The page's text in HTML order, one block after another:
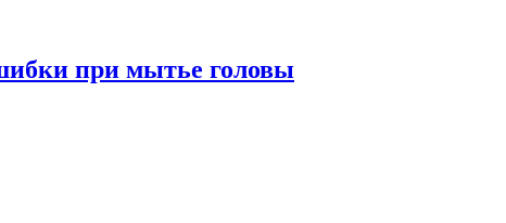
при мытье головы